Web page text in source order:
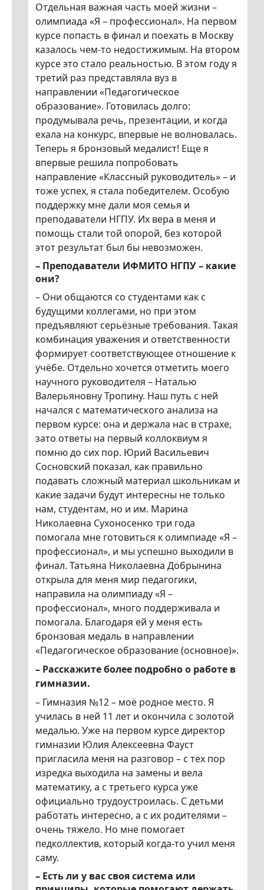
Отдельная важная часть моей жизни –
олимпиада «Я – профессионал». На первом
курсе попасть в финал и поехать в Москву
казалось чем-то недостижимым. На втором
курсе это стало реальностью. В этом году я
третий раз представляла вуз в
направлении «Педагогическое
образование». Готовилась долго:
продумывала речь, презентации, и когда
ехала на конкурс, впервые не волновалась.
Теперь я бронзовый медалист! Еще я
впервые решила попробовать
направление «Классный руководитель» – и
тоже успех, я стала победителем. Особую
поддержку мне дали моя семья и
преподаватели НГПУ. Их вера в меня и
помощь стали той опорой, без которой
этот результат был бы невозможен.
– Преподаватели ИФМИТО НГПУ – какие
они?
– Они общаются со студентами как с
будущими коллегами, но при этом
предъявляют серьёзные требования. Такая
комбинация уважения и ответственности
формирует соответствующее отношение к
учёбе. Отдельно хочется отметить моего
научного руководителя – Наталью
Валерьяновну Тропину. Наш путь с ней
начался с математического анализа на
первом курсе: она и держала нас в страхе,
зато ответы на первый коллоквиум я
помню до сих пор. Юрий Васильевич
Сосновский показал, как правильно
подавать сложный материал школьникам и
какие задачи будут интересны не только
нам, студентам, но и им. Марина
Николаевна Сухоносенко три года
помогала мне готовиться к олимпиаде «Я –
профессионал», и мы успешно выходили в
финал. Татьяна Николаевна Добрынина
открыла для меня мир педагогики,
направила на олимпиаду «Я –
профессионал», много поддерживала и
помогала. Благодаря ей у меня есть
бронзовая медаль в направлении
«Педагогическое образование (основное)».
– Расскажите более подробно о работе в
гимназии.
– Гимназия №12 – моё родное место. Я
училась в ней 11 лет и окончила с золотой
медалью. Уже на первом курсе директор
гимназии Юлия Алексеевна Фауст
пригласила меня на разговор – с тех пор
изредка выходила на замены и вела
математику, а с третьего курса уже
официально трудоустроилась. С детьми
работать интересно, а с их родителями –
очень тяжело. Но мне помогает
педколлектив, который когда-то учил меня
саму.
– Есть ли у вас своя система или